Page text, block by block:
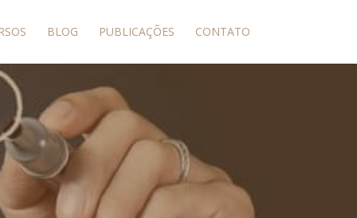
BLOG PUBLICAÇÕES CONTATO